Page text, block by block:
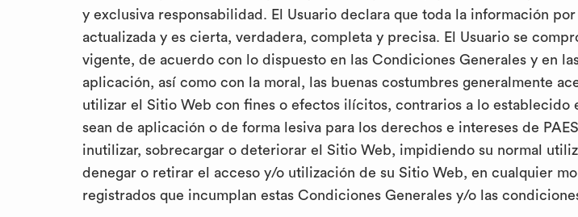
y exclusiva responsabilidad. El Usuario declara que toda la información
actualizada y es cierta, verdadera, completa y precisa. El Usuario se
vigente, de acuerdo con lo dispuesto en las Condiciones Generales y en
aplicación, así como con la moral, las buenas costumbres generalmente
utilizar el Sitio Web con fines o efectos ilícitos, contrarios a lo establecido
sean de aplicación o de forma lesiva para los derechos e intereses de
inutilizar, sobrecargar o deteriorar el Sitio Web, impidiendo su normal
denegar o retirar el acceso y/o utilización de su Sitio Web, en cualquier
registrados que incumplan estas Condiciones Generales y/o las